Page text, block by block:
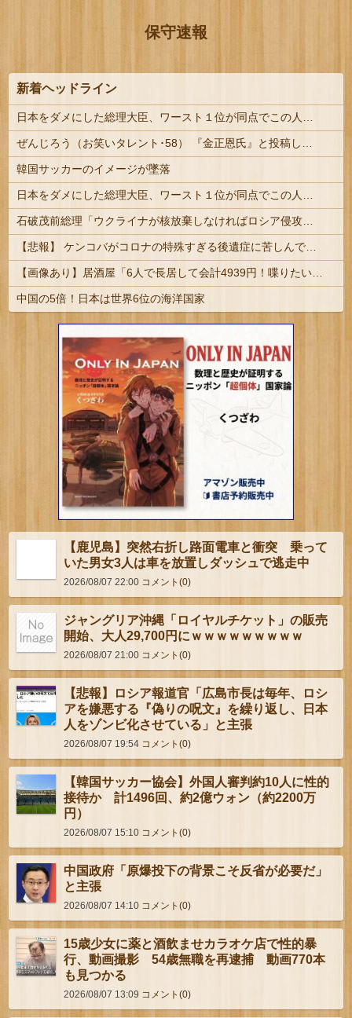
保守速報
新着ヘッドライン
韓国サッカーのイメージが墜落
中国の5倍！日本は世界6位の海洋国家
【鹿児島】突然右折し路面電車と衝突 乗って
いた男女3人は車を放置しダッシュで逃走中
2026/08/07 22:00 コメント(0)
ジャングリア沖縄「ロイヤルチケット」の販売
開始、大人29,700円にｗｗｗｗｗｗｗｗｗ
2026/08/07 21:00 コメント(0)
【悲報】ロシア報道官「広島市長は毎年、ロシ
アを嫌悪する『偽りの呪文』を繰り返し、日本
人をゾンビ化させている」と主張
2026/08/07 19:54 コメント(0)
【韓国サッカー協会】外国人審判約10人に性的
接待か 計1496回、約2億ウォン（約2200万
円）
2026/08/07 15:10 コメント(0)
中国政府「原爆投下の背景こそ反省が必要だ」
と主張
2026/08/07 14:10 コメント(0)
15歳少女に薬と酒飲ませカラオケ店で性的暴
行、動画撮影 54歳無職を再逮捕 動画770本
も見つかる
2026/08/07 13:09 コメント(0)